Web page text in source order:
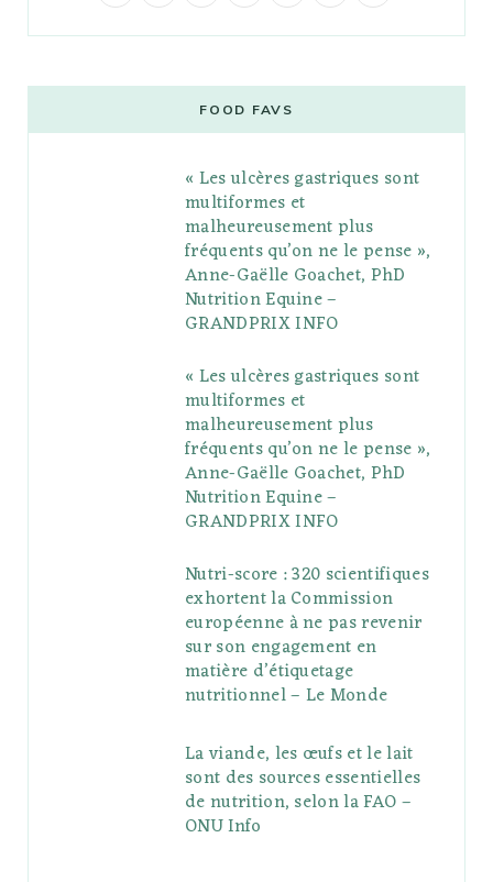
b
t
g
l
e
P
l
s
t
a
g
r
a
m
e
r
e
s
o
l
r
FOOD FAVS
« Les ulcères gastriques sont
multiformes et
malheureusement plus
fréquents qu’on ne le pense »,
Anne-Gaëlle Goachet, PhD
Nutrition Equine –
GRANDPRIX INFO
« Les ulcères gastriques sont
multiformes et
malheureusement plus
fréquents qu’on ne le pense »,
Anne-Gaëlle Goachet, PhD
Nutrition Equine –
GRANDPRIX INFO
Nutri-score : 320 scientifiques
exhortent la Commission
européenne à ne pas revenir
sur son engagement en
matière d’étiquetage
nutritionnel – Le Monde
La viande, les œufs et le lait
sont des sources essentielles
de nutrition, selon la FAO –
ONU Info